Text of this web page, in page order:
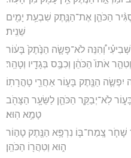
הַכֹּהֵ֧ן אֶת־הַנֶּ֛תֶק שִׁבְעַ֥ת יָמִ֖ים
שֵׁנִֽית׃
וְ֠הִנֵּה לֹא־פָשָׂ֤ה הַנֶּ֙תֶק֙ בָּע֔וֹר
אֹתוֹ֙ הַכֹּהֵ֔ן וְכִבֶּ֥ס בְּגָדָ֖יו וְטָהֵֽר׃
יִפְשֶׂ֛ה הַנֶּ֖תֶק בָּע֑וֹר אַחֲרֵ֖י טָהֳרָתֽוֹ׃
לֹֽא־יְבַקֵּ֧ר הַכֹּהֵ֛ן לַשֵּׂעָ֥ר הַצָּהֹ֖ב
טָמֵ֥א הֽוּא׃
שָׁחֹ֧ר צָֽמַח־בּ֛וֹ נִרְפָּ֥א הַנֶּ֖תֶק טָה֣וֹר
ה֑וּא וְטִהֲר֖וֹ הַכֹּהֵֽן׃